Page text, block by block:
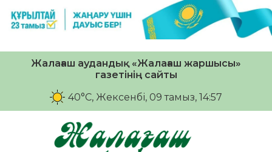
Жалағаш аудандық «Жалағаш жаршысы»
газетінің сайты
40°C, Жексенбі, 09 тамыз, 14:57